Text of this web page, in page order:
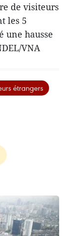
de visiteurs
les 5
une hausse
VNA
étrangers